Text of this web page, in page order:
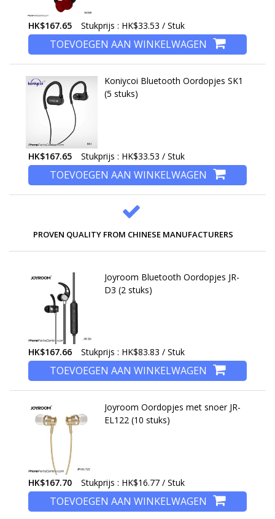
HK$167.65 Stukprijs : HK$33.53 / Stuk
TOEVOEGEN AAN WINKELWAGEN
Koniycoi Bluetooth Oordopjes SK1
(5 stuks)
HK$167.65 Stukprijs : HK$33.53 / Stuk
TOEVOEGEN AAN WINKELWAGEN
PROVEN QUALITY FROM CHINESE MANUFACTURERS
Joyroom Bluetooth Oordopjes JR-
D3 (2 stuks)
HK$167.66 Stukprijs : HK$83.83 / Stuk
TOEVOEGEN AAN WINKELWAGEN
Joyroom Oordopjes met snoer JR-
EL122 (10 stuks)
HK$167.70 Stukprijs : HK$16.77 / Stuk
TOEVOEGEN AAN WINKELWAGEN